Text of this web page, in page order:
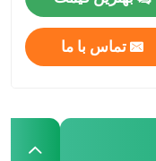
تماس با ما